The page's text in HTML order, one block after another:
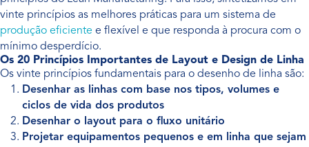
vinte princípios as melhores práticas para um sistema de
produção eficiente e flexível e que responda à procura com o
mínimo desperdício.
Os 20 Princípios Importantes de Layout e Design de Linha
Os vinte princípios fundamentais para o desenho de linha são:
Desenhar as linhas com base nos tipos, volumes e
ciclos de vida dos produtos
Desenhar o layout para o fluxo unitário
Projetar equipamentos pequenos e em linha que sejam